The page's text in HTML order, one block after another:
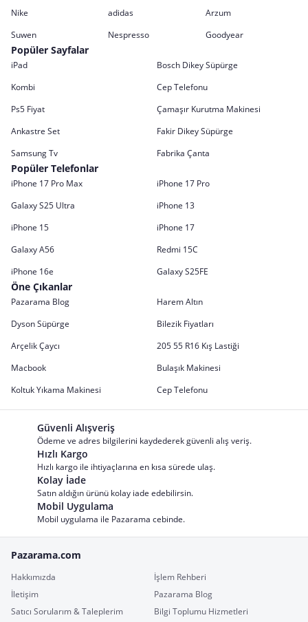
Nike adidas
Arzum
Suwen
Nespresso Goodyear
Popüler Sayfalar
iPad
Bosch Dikey Süpürge
Kombi
Cep Telefonu
Ps5 Fiyat
Çamaşır Kurutma Makinesi
Ankastre Set
Fakir Dikey Süpürge
Samsung Tv
Fabrika Çanta
Popüler Telefonlar
iPhone 17 Pro Max
iPhone 17 Pro
Galaxy S25 Ultra
iPhone 13
iPhone 15
iPhone 17
Galaxy A56
Redmi 15C
iPhone 16e
Galaxy S25FE
Öne Çıkanlar
Pazarama Blog
Harem Altın
Dyson Süpürge
Bilezik Fiyatları
Arçelik Çaycı
205 55 R16 Kış Lastiği
Macbook
Bulaşık Makinesi
Koltuk Yıkama Makinesi
Cep Telefonu
Güvenli Alışveriş
Ödeme ve adres bilgilerini kaydederek güvenli alış veriş.
Hızlı Kargo
Hızlı kargo ile ihtiyaçlarına en kısa sürede ulaş.
Kolay İade
Satın aldığın ürünü kolay iade edebilirsin.
Mobil Uygulama
Mobil uygulama ile Pazarama cebinde.
Pazarama.com
Hakkımızda
İşlem Rehberi
İletişim
Pazarama Blog
Satıcı Sorularım & Taleplerim
Bilgi Toplumu Hizmetleri